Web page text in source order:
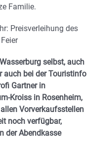
Familie.
Preisverleihung des
selbst, auch
auch bei der Touristinfo
Gartner in
Kroiss in Rosenheim,
Vorverkaufsstellen
noch verfügbar,
der Abendkasse